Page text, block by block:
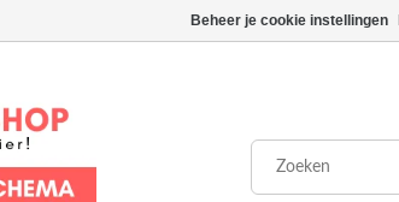
Beheer je cookie instellingen